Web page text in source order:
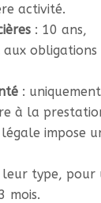
activité.
: 10 ans,
obligations
:
à la
impose
type, pour
mois.